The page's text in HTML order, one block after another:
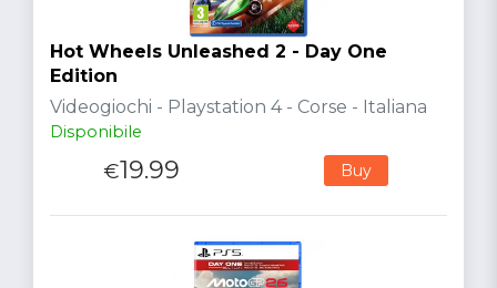
Hot Wheels Unleashed 2 - Day One
Edition
Videogiochi - Playstation 4 - Corse - Italiana
Disponibile
€19.99 Buy